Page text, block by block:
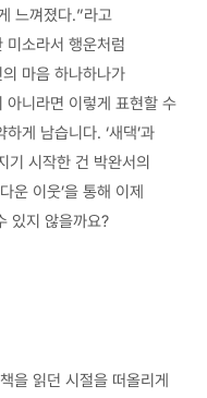
느껴졌다.”라고
미소라서 행운처럼
마음 하나하나가
아니라면 이렇게 표현할 수
게 남습니다. ‘새댁’과
기 시작한 건 박완서의
운 이웃’을 통해 이제
있지 않을까요?
을 읽던 시절을 떠올리게